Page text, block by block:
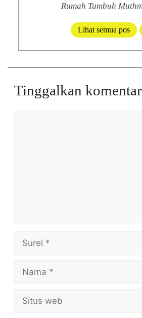
Rumah Tumbuh
Lihat semua pos
Tinggalkan komentar